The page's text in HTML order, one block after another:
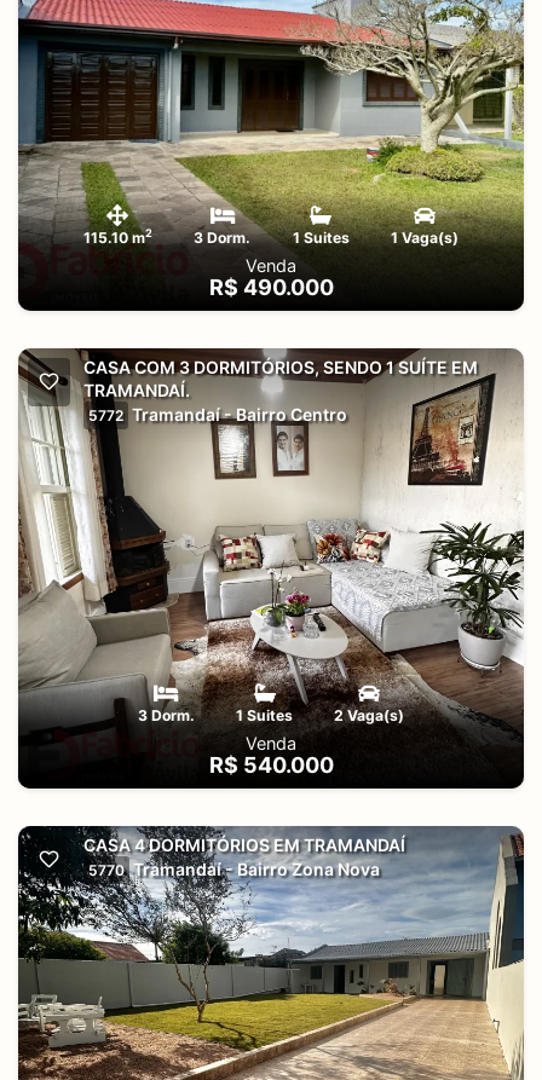
115.10 m2 3 Dorm. 1 Suites 1 Vaga(s)
Venda
R$ 490.000
CASA COM 3 DORMITÓRIOS, SENDO 1 SUÍTE EM
TRAMANDAÍ.
5772 Tramandaí - Bairro Centro
3 Dorm. 1 Suites 2 Vaga(s)
Venda
R$ 540.000
CASA 4 DORMITÓRIOS EM TRAMANDAÍ
5770 Tramandaí - Bairro Zona Nova